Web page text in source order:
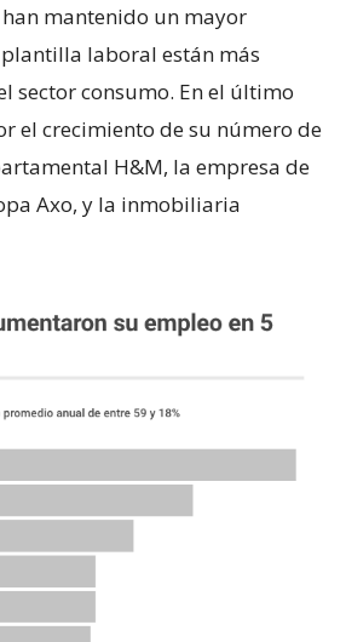
mantenido un mayor
laboral están más
sector consumo. En el último
el crecimiento de su número de
H&M, la empresa de
Axo, y la inmobiliaria